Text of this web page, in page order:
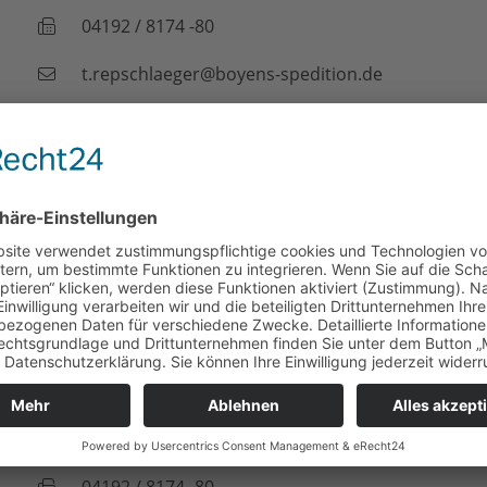
04192 / 8174 -80
t.repschlaeger@boyens-spedition.de
Andreas Stamm
Lagerverwaltung / Allg. Verwaltung
04192 / 8174 -33